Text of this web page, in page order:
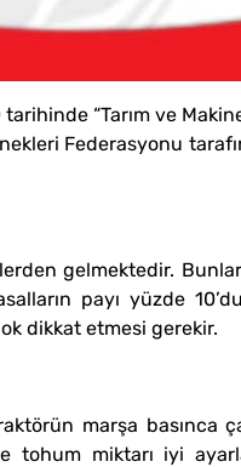
“Tarım ve
Federasyonu
gelmektedir.
payı yüzde
dikkat etmesi gerekir.
marşa basınca
miktarı iyi